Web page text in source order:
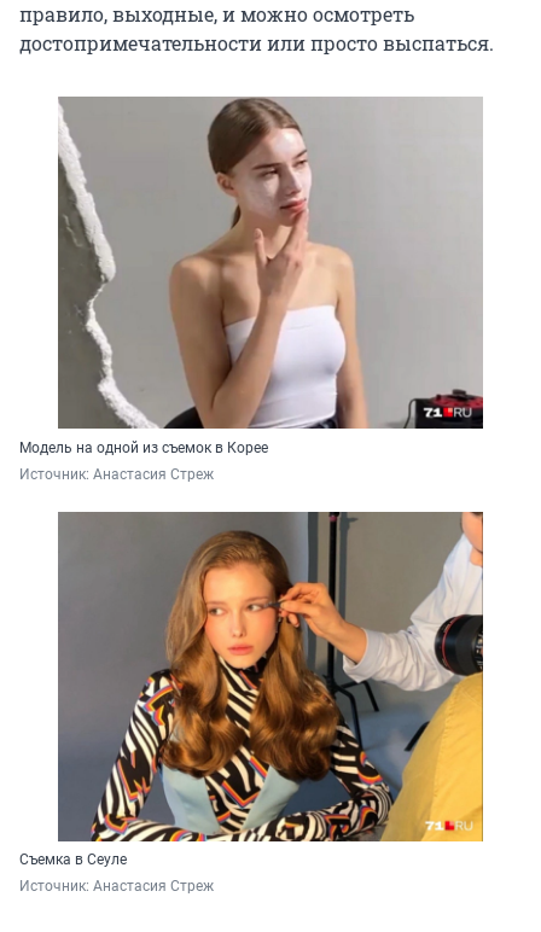
правило, выходные, и можно осмотреть
достопримечательности или просто выспаться.
Модель на одной из съемок в Корее
Источник: Анастасия Стреж
Съемка в Сеуле
Источник: Анастасия Стреж